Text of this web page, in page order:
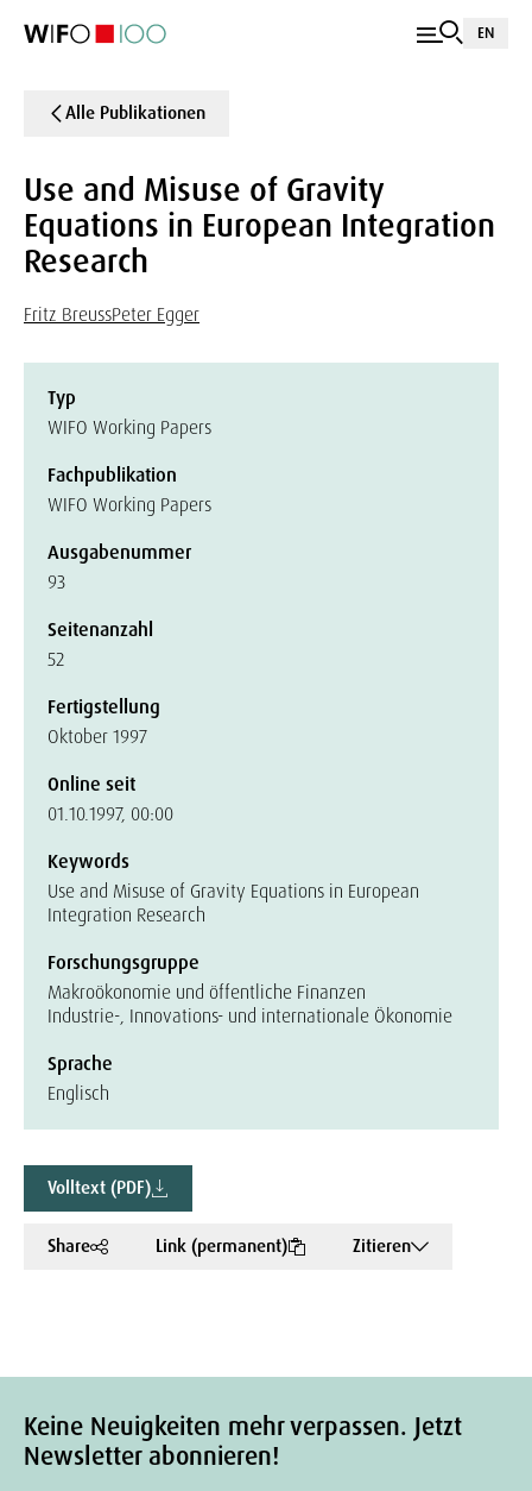
EN
Alle Publikationen
Use and Misuse of Gravity
Equations in European Integration
Research
Fritz BreussPeter Egger
Typ
WIFO Working Papers
Fachpublikation
WIFO Working Papers
Ausgabenummer
93
Seitenanzahl
52
Fertigstellung
Oktober 1997
Online seit
01.10.1997, 00:00
Keywords
Use and Misuse of Gravity Equations in European
Integration Research
Forschungsgruppe
Makroökonomie und öffentliche Finanzen
Industrie-, Innovations- und internationale Ökonomie
Sprache
Englisch
Volltext (PDF)
Share Link (permanent) Zitieren
Keine Neuigkeiten mehr verpassen. Jetzt
Newsletter abonnieren!